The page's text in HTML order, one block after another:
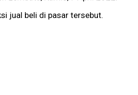
jual beli di pasar tersebut.